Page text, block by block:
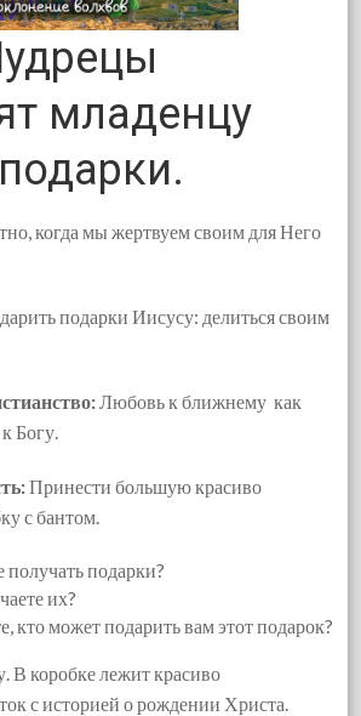
младенцу
когда мы жертвуем своим для Него
подарки Иисусу: делиться своим
Любовь к ближнему как
Богу.
Принести большую красиво
с бантом.
подарки?
их?
кто может подарить вам этот подарок?
В коробке лежит красиво
с историей о рождении Христа.